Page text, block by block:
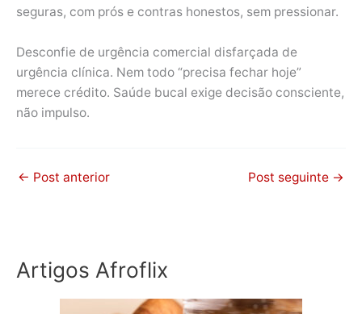
seguras, com prós e contras honestos, sem pressionar.
Desconfie de urgência comercial disfarçada de
urgência clínica. Nem todo “precisa fechar hoje”
merece crédito. Saúde bucal exige decisão consciente,
não impulso.
← Post anterior Post seguinte →
Artigos Afroflix